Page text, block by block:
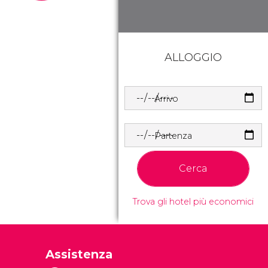
ALLOGGIO
Arrivo
Partenza
Cerca
Trova gli hotel più economici
Assistenza